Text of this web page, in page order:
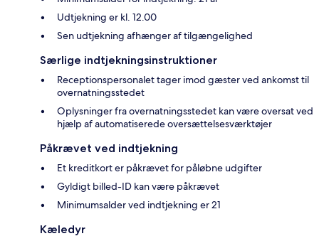
Udtjekning er kl. 12.00
Sen udtjekning afhænger af tilgængelighed
Særlige indtjekningsinstruktioner
Receptionspersonalet tager imod gæster ved ankomst til
overnatningsstedet
Oplysninger fra overnatningsstedet kan være oversat ved
hjælp af automatiserede oversættelsesværktøjer
Påkrævet ved indtjekning
Et kreditkort er påkrævet for påløbne udgifter
Gyldigt billed-ID kan være påkrævet
Minimumsalder ved indtjekning er 21
Kæledyr